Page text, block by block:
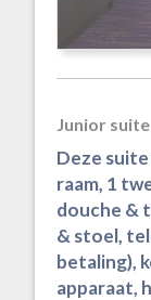
Junior suite
Deze
raam, 1
douche &
& stoel,
betaling),
apparaat,